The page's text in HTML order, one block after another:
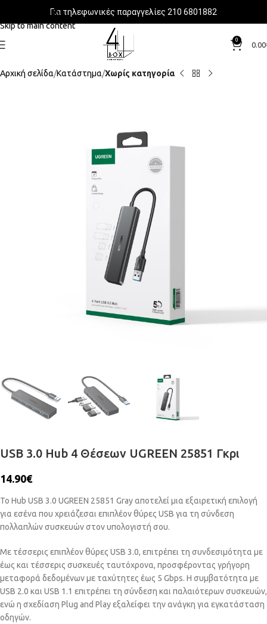
Skip to navigation
Skip to main content
Για τηλεφωνικές παραγγελίες 210 6801882
0
0.00
Αρχική σελίδα Κατάστημα Χωρίς κατηγορία
USB 3.0 Hub 4 Θέσεων UGREEN 25851 Γκρι
14.90€
Το Hub USB 3.0 UGREEN 25851 Gray αποτελεί μια εξαιρετική επιλογή
για εσένα που χρειάζεσαι επιπλέον θύρες USB για τη σύνδεση
πολλαπλών συσκευών στον υπολογιστή σου.
Με τέσσερις επιπλέον θύρες USB 3.0, επιτρέπει τη συνδεσιμότητα με
έως και τέσσερις συσκευές ταυτόχρονα, προσφέροντας γρήγορη
μεταφορά δεδομένων με ταχύτητες έως 5 Gbps. Η συμβατότητα με
USB 2.0 και USB 1.1 επιτρέπει τη σύνδεση και παλαιότερων συσκευών,
ενώ η σχεδίαση Plug and Play εξαλείφει την ανάγκη για εγκατάσταση
οδηγών.